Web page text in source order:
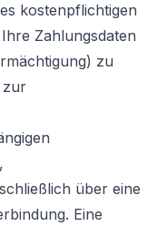
kostenpflichtigen
Zahlungsdaten
zu
zur
über eine
Eine